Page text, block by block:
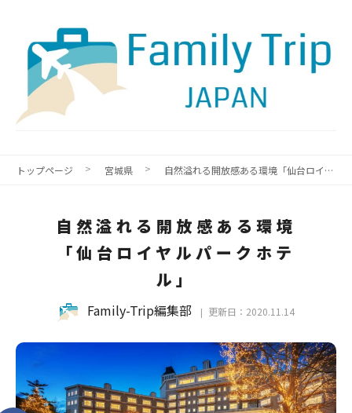
トップページ 宮城県 自然溢れる開放感ある環境「仙台ロイヤルパークホテル」
自然溢れる開放感ある環境
「仙台ロイヤルパークホテ
ル」
Family-Trip編集部 更新日：2020.11.14